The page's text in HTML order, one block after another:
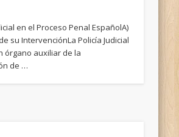
en el Proceso Penal EspañolA)
su IntervenciónLa Policía Judicial
órgano auxiliar de la
de …